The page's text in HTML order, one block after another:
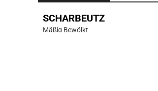
SCHARBEUTZ
Mäßig Bewölkt